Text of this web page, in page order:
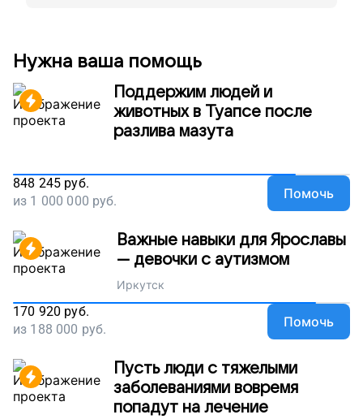
Нужна ваша помощь
Поддержим людей и
животных в Туапсе после
разлива мазута
848 245 руб.
из 1 000 000 руб. Помочь
Важные навыки для Ярославы
— девочки с аутизмом
Иркутск
170 920 руб.
из 188 000 руб. Помочь
Пусть люди с тяжелыми
заболеваниями вовремя
попадут на лечение